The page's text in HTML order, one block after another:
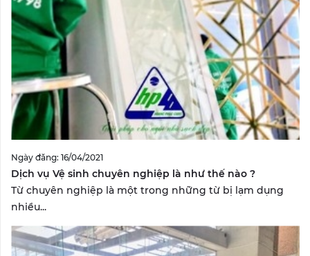
Ngày đăng: 16/04/2021
Dịch vụ Vệ sinh chuyên nghiệp là như thế nào ?
Từ chuyên nghiệp là một trong những từ bị lạm dụng
nhiều...